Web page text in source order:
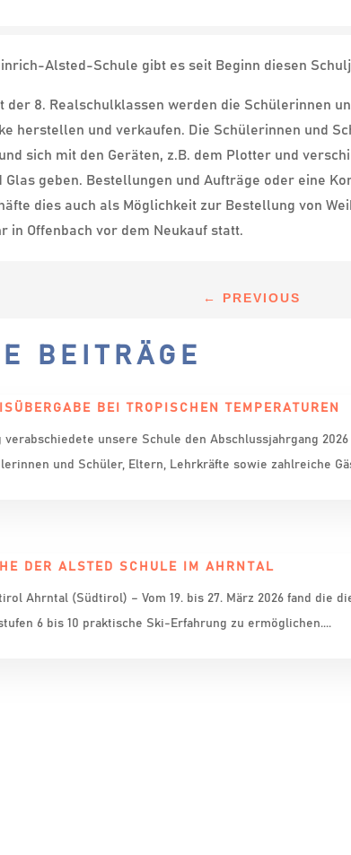
Alsted-Schule gibt es seit Beginn diesen
der 8. Realschulklassen werden die Schülerinnen
herstellen und verkaufen. Die Schülerinnen und
sich mit den Geräten, z.B. dem Plotter und
Glas geben. Bestellungen und Aufträge oder eine
dies auch als Möglichkeit zur Bestellung von
in Offenbach vor dem Neukauf statt.
← PREVIOUS
BEITRÄGE
BEI TROPISCHEN TEMPERATUREN
verabschiedete unsere Schule den Abschlussjahrgang
und Schüler, Eltern, Lehrkräfte sowie zahlreiche
DER ALSTED SCHULE IM AHRNTAL
Ahrntal (Südtirol) – Vom 19. bis 27. März 2026 fand
6 bis 10 praktische Ski-Erfahrung zu ermöglichen....